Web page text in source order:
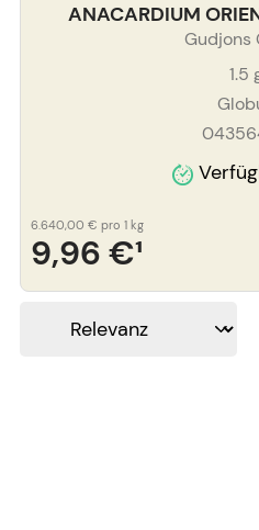
ANACARDIUM
Gudjons
1.5
9,96 €¹
6.640,00 € pro 1 kg